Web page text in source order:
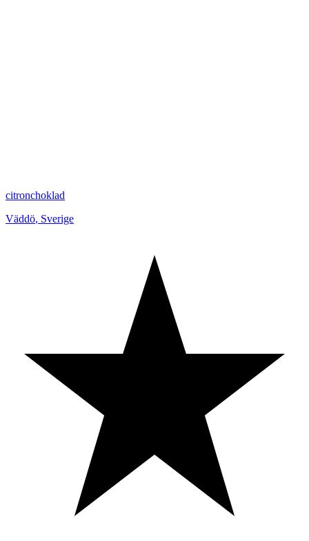
citronchoklad
Väddö, Sverige